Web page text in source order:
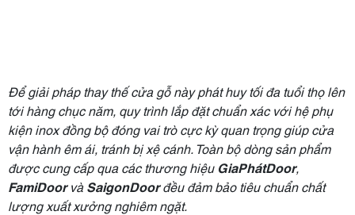
Để giải pháp thay thế cửa gỗ này phát huy tối đa tuổi thọ lên
tới hàng chục năm, quy trình lắp đặt chuẩn xác với hệ phụ
kiện inox đồng bộ đóng vai trò cực kỳ quan trọng giúp cửa
vận hành êm ái, tránh bị xệ cánh. Toàn bộ dòng sản phẩm
được cung cấp qua các thương hiệu GiaPhátDoor,
FamiDoorvàSaigonDoorđều đảm bảo tiêu chuẩn chất
lượng xuất xưởng nghiêm ngặt.